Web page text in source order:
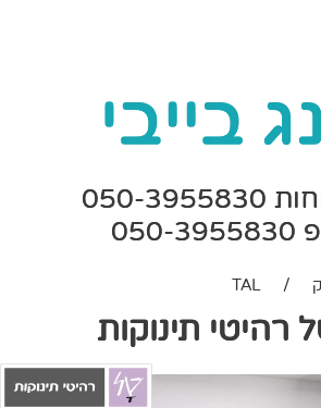
/
TAL
רהיטי תינוקות